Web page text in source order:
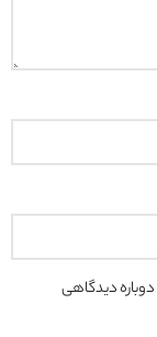
دوباره دیدگاهی